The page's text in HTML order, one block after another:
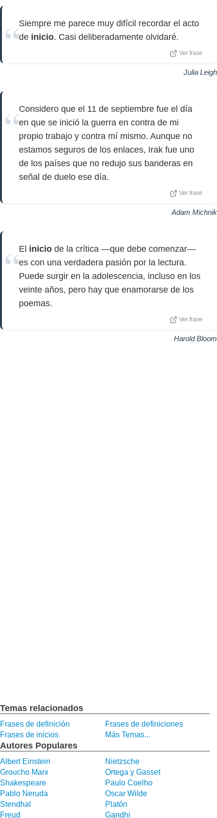
Siempre me parece muy difícil recordar el acto
de inicio. Casi deliberadamente olvidaré.
Ver frase
Julia Leigh
Considero que el 11 de septiembre fue el día
en que se inició la guerra en contra de mi
propio trabajo y contra mí mismo. Aunque no
estamos seguros de los enlaces, Irak fue uno
de los países que no redujo sus banderas en
señal de duelo ese día.
Ver frase
Adam Michnik
El inicio de la crítica —que debe comenzar—
es con una verdadera pasión por la lectura.
Puede surgir en la adolescencia, incluso en los
veinte años, pero hay que enamorarse de los
poemas.
Ver frase
Harold Bloom
Temas relacionados
Frases de definición
Frases de definiciones
Frases de inicios
Más Temas...
Autores Populares
Albert Einstein
Nietzsche
Groucho Marx
Ortega y Gasset
Shakespeare
Paulo Coelho
Pablo Neruda
Oscar Wilde
Stendhal
Platón
Freud
Gandhi